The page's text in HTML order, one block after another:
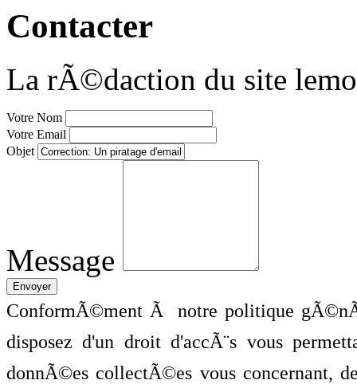
Contacter
La rÃ©daction du site
Votre Nom
Votre Email
Objet
Message
ConformÃ©ment Ã notre politique
disposez d'un droit d'accÃ¨s vous
donnÃ©es collectÃ©es vous concernant,